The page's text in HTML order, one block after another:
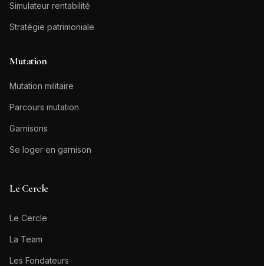
Simulateur rentabilité
Stratégie patrimoniale
Mutation
Mutation militaire
Parcours mutation
Garnisons
Se loger en garnison
Le Cercle
Le Cercle
La Team
Les Fondateurs